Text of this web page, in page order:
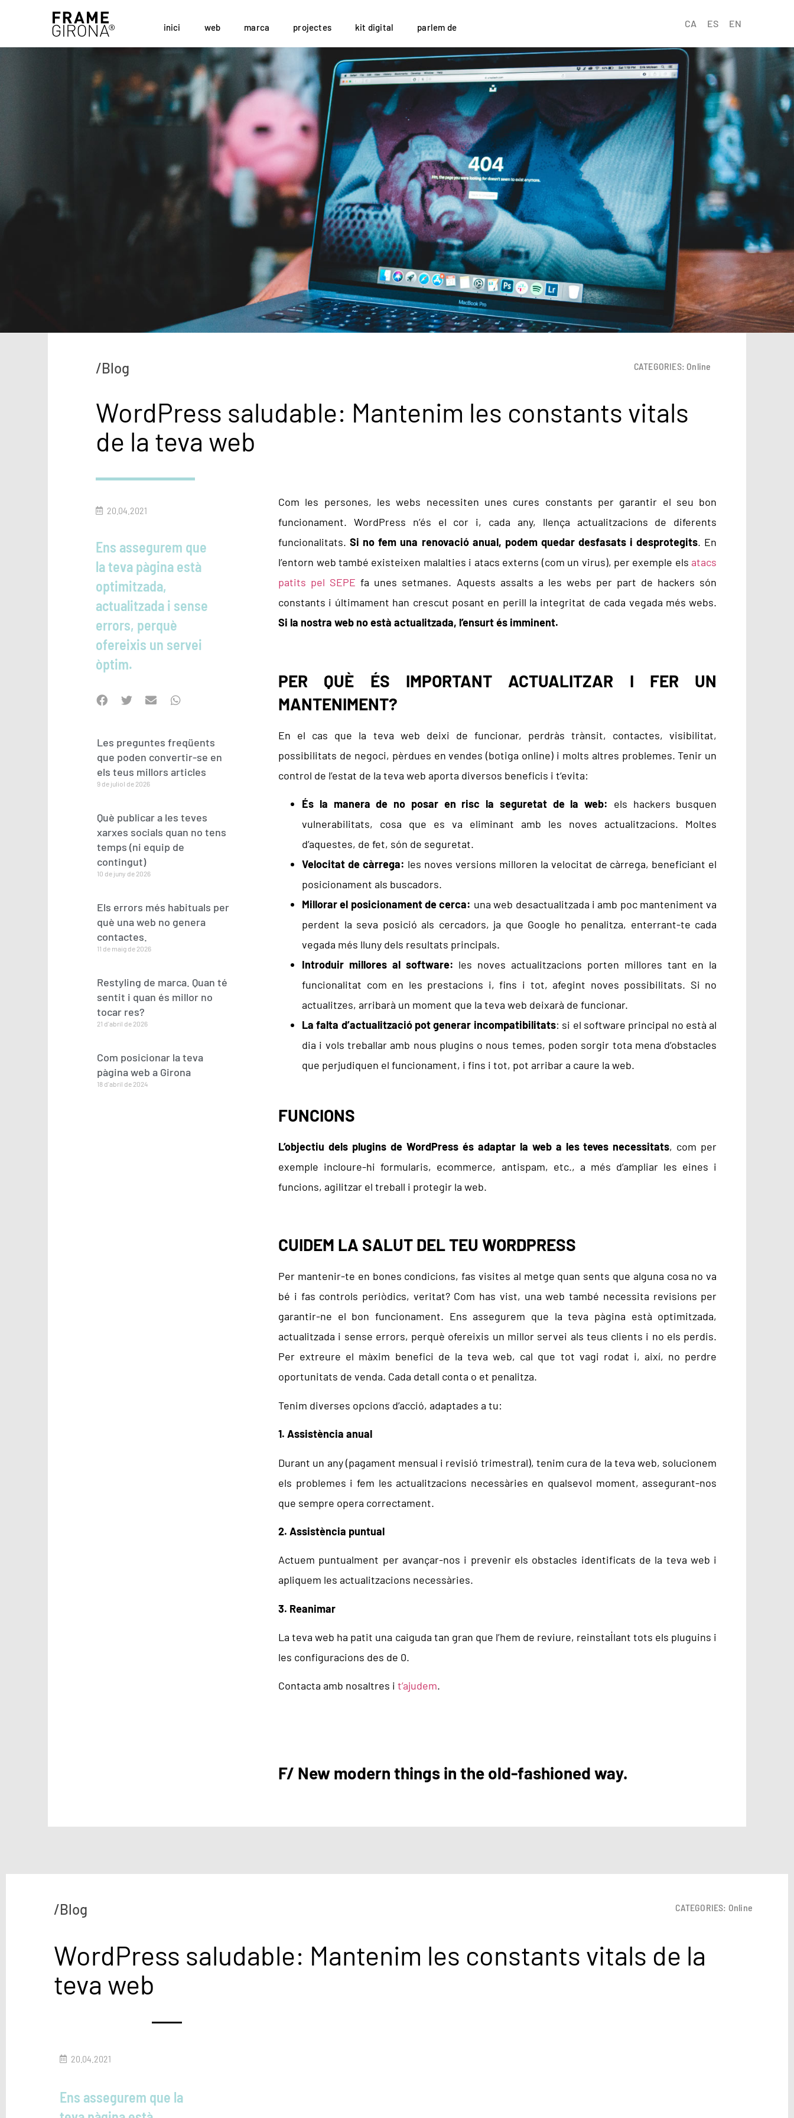
inici web marca projectes kit digital parlem de CA ES EN
/Blog CATEGORIES: Online
WordPress saludable: Mantenim les constants vitals
de la teva web
20.04.2021
Ens assegurem que
la teva pàgina està
optimitzada,
actualitzada i sense
errors, perquè
ofereixis un servei
òptim.
Les preguntes freqüents
que poden convertir-se en
els teus millors articles
9 de juliol de 2026
Què publicar a les teves
xarxes socials quan no tens
temps (ni equip de
contingut)
10 de juny de 2026
Els errors més habituals per
què una web no genera
contactes.
11 de maig de 2026
Restyling de marca. Quan té
sentit i quan és millor no
tocar res?
21 d'abril de 2026
Com posicionar la teva
pàgina web a Girona
18 d'abril de 2024
Com les persones, les webs necessiten unes cures constants per garantir el seu bon
funcionament. WordPress n’és el cor i, cada any, llença actualitzacions de diferents
funcionalitats.Si no fem una renovació anual, podem quedar desfasats i desprotegits. En
l’entorn web també existeixen malalties i atacs externs (com un virus), per exemple els atacs
patits pel SEPE fa unes setmanes. Aquests assalts a les webs per part de hackers són
constants i últimament han crescut posant en perill la integritat de cada vegada més webs.
Si la nostra web no està actualitzada, l’ensurt és imminent.
PER QUÈ ÉS IMPORTANT ACTUALITZAR I FER UN
MANTENIMENT?
En el cas que la teva web deixi de funcionar, perdràs trànsit, contactes, visibilitat,
possibilitats de negoci, pèrdues en vendes (botiga online) i molts altres problemes. Tenir un
control de l’estat de la teva web aporta diversos beneficis i t‘evita:
És la manera de no posar en risc la seguretat de la web: els hackers busquen
vulnerabilitats, cosa que es va eliminant amb les noves actualitzacions. Moltes
d’aquestes, de fet, són de seguretat.
Velocitat de càrrega: les noves versions milloren la velocitat de càrrega, beneficiant el
posicionament als buscadors.
Millorar el posicionament de cerca: una web desactualitzada i amb poc manteniment va
perdent la seva posició als cercadors, ja que Google ho penalitza, enterrant-te cada
vegada més lluny dels resultats principals.
Introduir millores al software: les noves actualitzacions porten millores tant en la
funcionalitat com en les prestacions i, fins i tot, afegint noves possibilitats. Si no
actualitzes, arribarà un moment que la teva web deixarà de funcionar.
La falta d’actualització pot generar incompatibilitats: si el software principal no està al
dia i vols treballar amb nous plugins o nous temes, poden sorgir tota mena d’obstacles
que perjudiquen el funcionament, i fins i tot, pot arribar a caure la web.
FUNCIONS
L’objectiu dels plugins de WordPress és adaptar la web a les teves necessitats, com per
exemple incloure-hi formularis, ecommerce, antispam, etc., a més d’ampliar les eines i
funcions, agilitzar el treball i protegir la web.
CUIDEM LA SALUT DEL TEU WORDPRESS
Per mantenir-te en bones condicions, fas visites al metge quan sents que alguna cosa no va
bé i fas controls periòdics, veritat? Com has vist, una web també necessita revisions per
garantir-ne el bon funcionament. Ens assegurem que la teva pàgina està optimitzada,
actualitzada i sense errors, perquè ofereixis un millor servei als teus clients i no els perdis.
Per extreure el màxim benefici de la teva web, cal que tot vagi rodat i, així, no perdre
oportunitats de venda. Cada detall conta o et penalitza.
Tenim diverses opcions d’acció, adaptades a tu:
1. Assistència anual
Durant un any (pagament mensual i revisió trimestral), tenim cura de la teva web, solucionem
els problemes i fem les actualitzacions necessàries en qualsevol moment, assegurant-nos
que sempre opera correctament.
2. Assistència puntual
Actuem puntualment per avançar-nos i prevenir els obstacles identificats de la teva web i
apliquem les actualitzacions necessàries.
3. Reanimar
La teva web ha patit una caiguda tan gran que l’hem de reviure, reinstal·lant tots els pluguins i
les configuracions des de 0.
Contacta amb nosaltres it’ajudem.
F/ New modern things in the old-fashioned way.
/Blog CATEGORIES: Online
WordPress saludable: Mantenim les constants vitals de la
teva web
20.04.2021
Ens assegurem que la